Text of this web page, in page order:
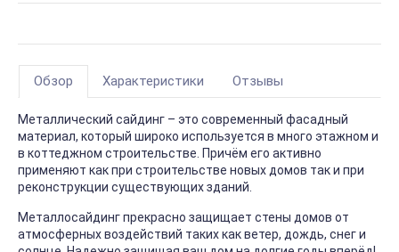
Обзор Характеристики Отзывы
Металлический сайдинг – это современный фасадный
материал, который широко используется в много этажном и
в коттеджном строительстве. Причём его активно
применяют как при строительстве новых домов так и при
реконструкции существующих зданий.
Металлосайдинг прекрасно защищает стены домов от
атмосферных воздействий таких как ветер, дождь, снег и